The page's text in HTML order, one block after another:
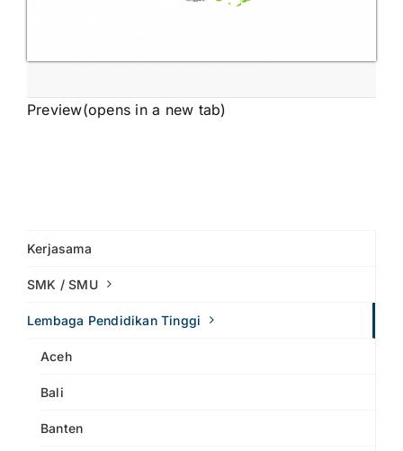
Preview(opens in a new tab)
Kerjasama
SMK / SMU
Lembaga Pendidikan Tinggi
Aceh
Bali
Banten